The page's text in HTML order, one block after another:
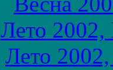
Лето
Лето